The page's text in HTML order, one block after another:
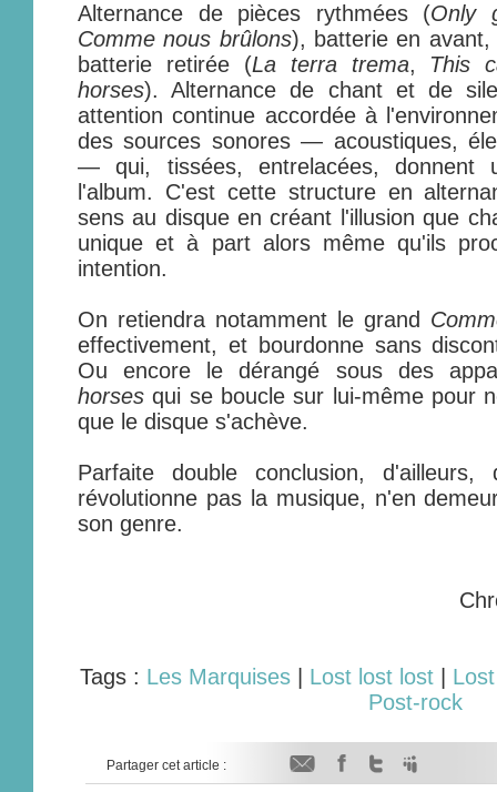
Alternance de pièces rythmées (Only
Comme nous brûlons), batterie en
batterie retirée (La terra trema, This
horses). Alternance de chant et de
attention continue accordée à
des sources sonores — acoustiques,
— qui, tissées, entrelacées, donnent
l'album. C'est cette structure en
sens au disque en créant l'illusion que
unique et à part alors même qu'ils
intention.
On retiendra notamment le grand
effectivement, et bourdonne sans
Ou encore le dérangé sous des
horses qui se boucle sur lui-même pour
que le disque s'achève.
Parfaite double conclusion,
révolutionne pas la musique, n'en
son genre.
Tags : Les Marquises| Lost lost lost|
Post-rock
Partager cet article :